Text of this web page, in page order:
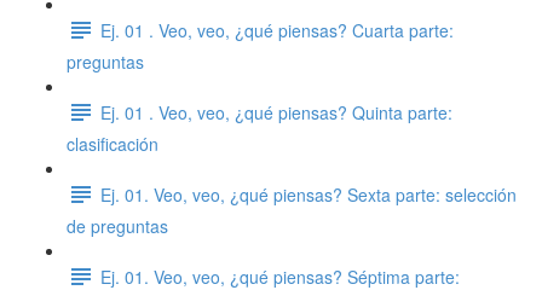
Ej. 01 . Veo, veo, ¿qué piensas? Cuarta parte:
preguntas
Ej. 01 . Veo, veo, ¿qué piensas? Quinta parte:
clasificación
Ej. 01. Veo, veo, ¿qué piensas? Sexta parte: selección
de preguntas
Ej. 01. Veo, veo, ¿qué piensas? Séptima parte: